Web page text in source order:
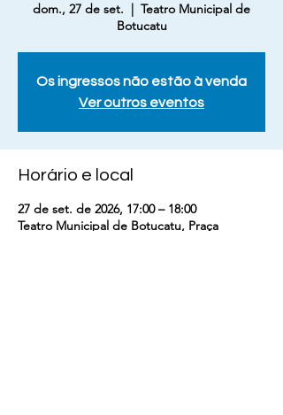
dom., 27 de set.
  |
Teatro Municipal de
Botucatu
Os ingressos não estão à venda
Ver outros eventos
Horário e local
27 de set. de 2026, 17:00 – 18:00
Teatro Municipal de Botucatu, Praça